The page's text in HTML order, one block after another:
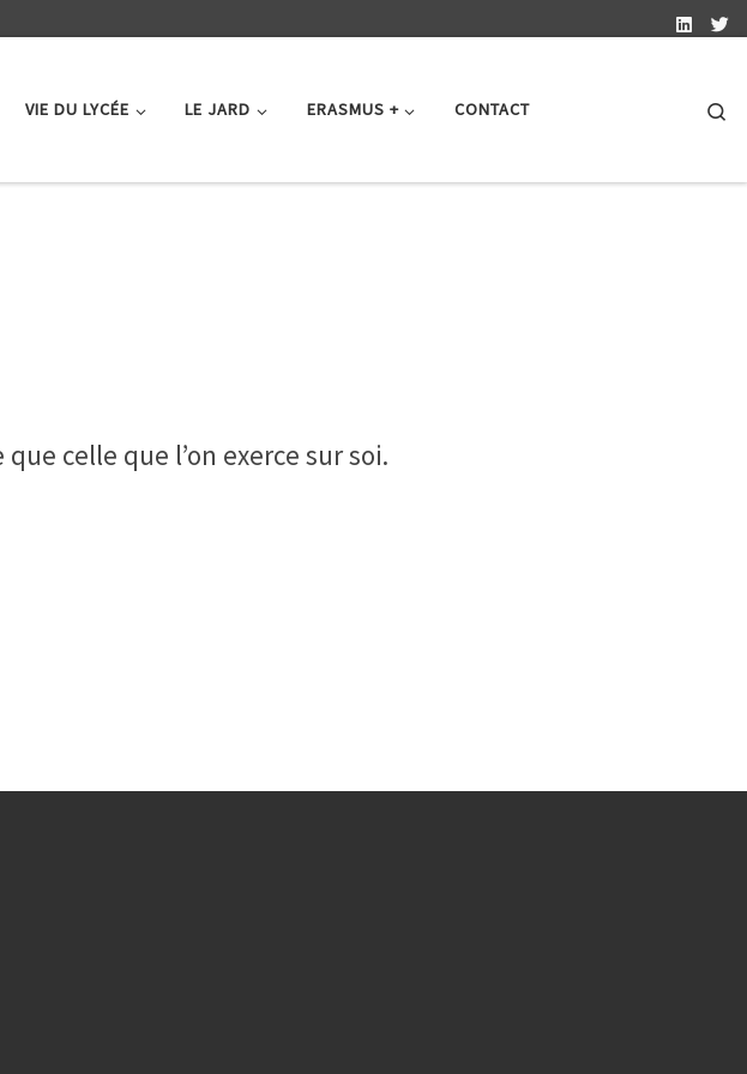
VIE DU LYCÉE LE JARD ERASMUS + CONTACT
celle que l’on exerce sur soi.